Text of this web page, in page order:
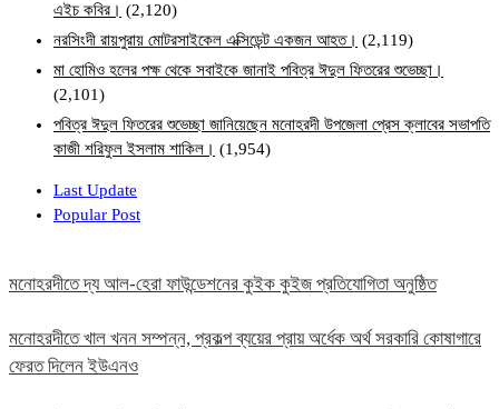
এইচ কবির। (2,120)
নরসিংদী রায়পুরায় মোটরসাইকেল এক্সিডেন্ট একজন আহত। (2,119)
মা হোমিও হলের পক্ষ থেকে সবাইকে জানাই পবিত্র ঈদুল ফিতরের শুভেচ্ছা।
(2,101)
পবিত্র ঈদুল ফিতরের শুভেচ্ছা জানিয়েছেন মনোহরদী উপজেলা প্রেস ক্লাবের সভাপতি
কাজী শরিফুল ইসলাম শাকিল। (1,954)
Last Update
Popular Post
মনোহরদীতে দ্য আল-হেরা ফাউন্ডেশনের কুইক কুইজ প্রতিযোগিতা অনুষ্ঠিত
মনোহরদীতে খাল খনন সম্পন্ন, প্রকল্প ব্যয়ের প্রায় অর্ধেক অর্থ সরকারি কোষাগারে
ফেরত দিলেন ইউএনও